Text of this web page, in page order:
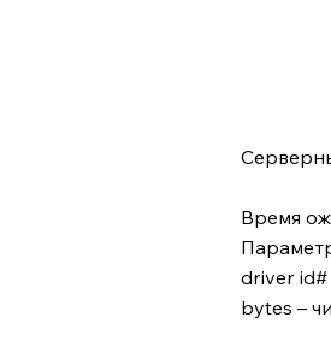
Время
driver id#
bytes –